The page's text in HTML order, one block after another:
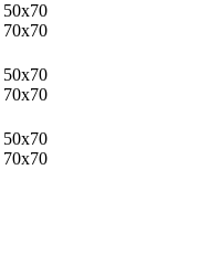
50х70
70х70
50х70
70х70
50х70
70х70